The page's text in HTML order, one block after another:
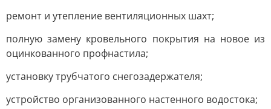
ремонт и утепление вентиляционных шахт;
полную замену кровельного покрытия на новое из
оцинкованного профнастила;
установку трубчатого снегозадержателя;
устройство организованного настенного водостока;